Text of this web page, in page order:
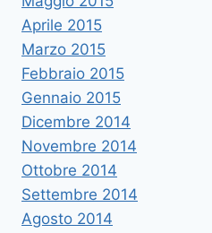
Aprile 2015
Marzo 2015
Febbraio 2015
Gennaio 2015
Dicembre 2014
Novembre 2014
Ottobre 2014
Settembre 2014
Agosto 2014